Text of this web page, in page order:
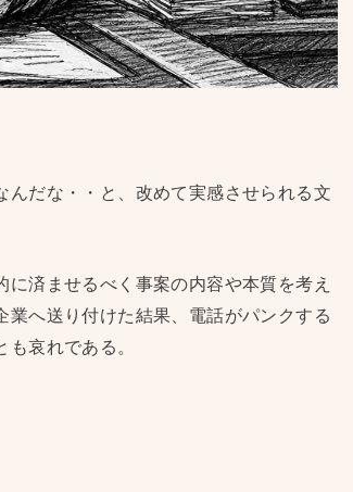
んだな・・と、改めて実感させられる文
済ませるべく事案の内容や本質を考え
へ送り付けた結果、電話がパンクする
哀れである。